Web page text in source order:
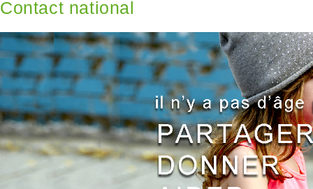
Contact national